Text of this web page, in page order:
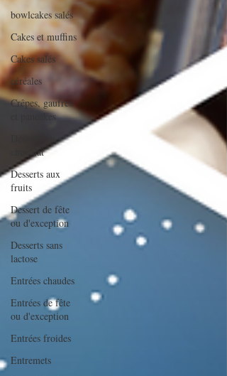
bowlcakes salés
Cakes et muffins
Cakes salés
céréales
Crêpes, gaufres
et pancakes
chocolat
Desserts aux
fruits
Dessert de fête
ou d'exception
Desserts sans
lactose
Entrées chaudes
Entrées de fête
ou d'exception
Entrées froides
Entremets